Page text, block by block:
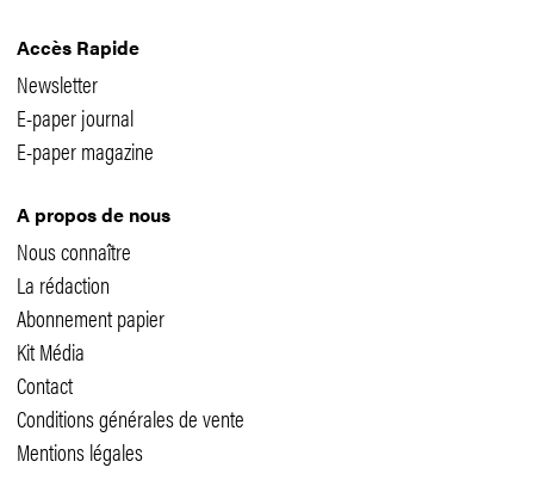
Accès Rapide
Newsletter
E-paper journal
E-paper magazine
A propos de nous
Nous connaître
La rédaction
Abonnement papier
Kit Média
Contact
Conditions générales de vente
Mentions légales